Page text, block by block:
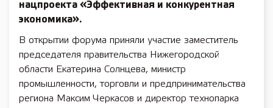
нацпроекта «Эффективная и конкурентная
экономика».
В открытии форума приняли участие заместитель
председателя правительства Нижегородской
области Екатерина Солнцева, министр
промышленности, торговли и предпринимательства
региона Максим Черкасов и директор технопарка